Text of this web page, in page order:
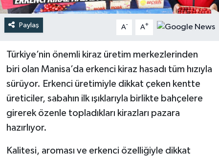
Paylaş A- A+
Türkiye’nin önemli kiraz üretim merkezlerinden
biri olan Manisa’da erkenci kiraz hasadı tüm hızıyla
sürüyor. Erkenci üretimiyle dikkat çeken kentte
üreticiler, sabahın ilk ışıklarıyla birlikte bahçelere
girerek özenle topladıkları kirazları pazara
hazırlıyor.
Kalitesi, aroması ve erkenci özelliğiyle dikkat